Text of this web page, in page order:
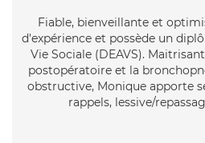
Fiable, bienveillante et
d'expérience et possède un
Vie Sociale (DEAVS).
postopératoire et la
obstructive, Monique apporte
rappels, lessive/